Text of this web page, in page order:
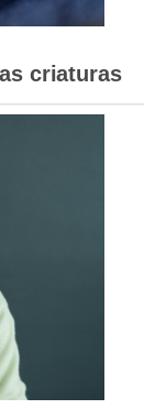
criaturas